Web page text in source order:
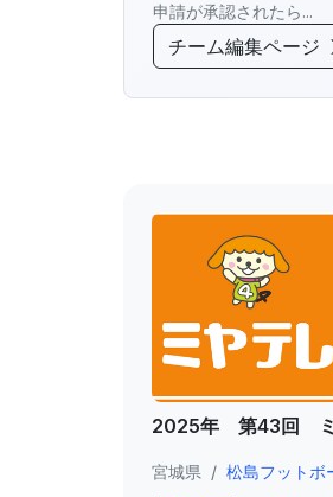
申請が承認されたら...
チーム編集ページ
2025年 第43回 ミ
宮城県 / 松島フットボ